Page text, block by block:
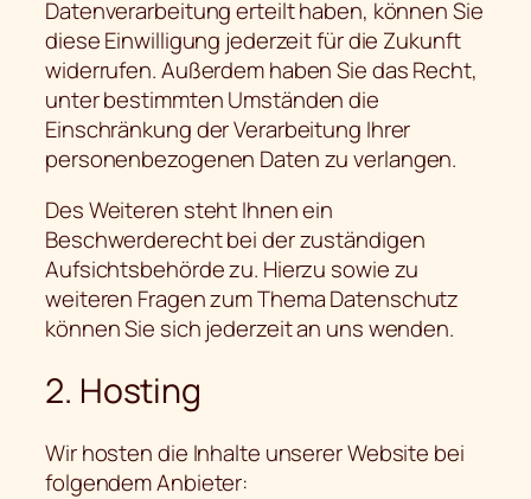
Datenverarbeitung erteilt haben, können Sie
diese Einwilligung jederzeit für die Zukunft
widerrufen. Außerdem haben Sie das Recht,
unter bestimmten Umständen die
Einschränkung der Verarbeitung Ihrer
personenbezogenen Daten zu verlangen.
Des Weiteren steht Ihnen ein
Beschwerderecht bei der zuständigen
Aufsichtsbehörde zu. Hierzu sowie zu
weiteren Fragen zum Thema Datenschutz
können Sie sich jederzeit an uns wenden.
2. Hosting
Wir hosten die Inhalte unserer Website bei
folgendem Anbieter: